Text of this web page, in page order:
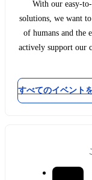
With our easy-
solutions, we want
of humans and the
actively support our
すべてのイベント